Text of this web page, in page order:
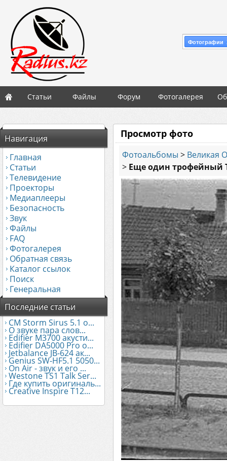
Фотографии
Статьи Файлы Форум Фотогалерея
Навигация
Главная
Статьи
Телевидение
Проекторы
Медиаплееры
Безопасность
Звук
Файлы
FAQ
Фотогалерея
Обратная связь
Каталог ссылок
Поиск
Генеральная
Последние статьи
CM Storm Sirus 5.1 о...
О звуке пара слов...
Edifier М3700 акусти...
Edifier DA5000 Pro о...
Jetbalance JB-624 ак...
Genius SW-HF5.1 5050...
On Air - звук и его ...
Westone TS1 Talk Ser...
Где купить оригиналь...
Creative Inspire T12...
Просмотр фото
Фотоальбомы > Великая
> Еще один трофейный